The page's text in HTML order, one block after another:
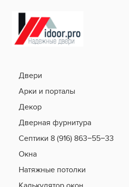
Двери
Арки и порталы
Декор
Дверная фурнитура
Септики 8 (916) 863−55−33
Окна
Натяжные потолки